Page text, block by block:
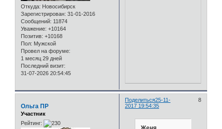
Откуда: Новосибирск
Зарегистрирован: 31-01-2016
Сообщений: 11874
Уважение: +10164
Позитив: +10168
Пол: Мужской
Провел на форуме:
1 месяц 29 дней
Последний визит:
31-07-2026 20:54:45
Поделиться 8
25-11-
2017 19:54:35
Ольга ПР
Участник
Рейтинг: